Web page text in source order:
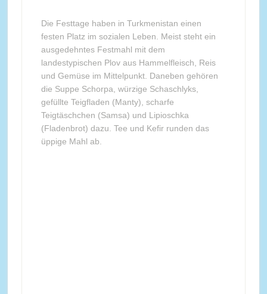
Die Festtage haben in Turkmenistan einen
festen Platz im sozialen Leben. Meist steht ein
ausgedehntes Festmahl mit dem
landestypischen Plov aus Hammelfleisch, Reis
und Gemüse im Mittelpunkt. Daneben gehören
die Suppe Schorpa, würzige Schaschlyks,
gefüllte Teigfladen (Manty), scharfe
Teigtäschchen (Samsa) und Lipioschka
(Fladenbrot) dazu. Tee und Kefir runden das
üppige Mahl ab.